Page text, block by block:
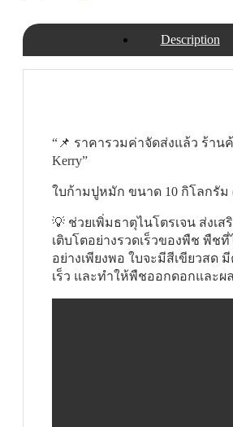
Description
“📌 ราคารวมค่าจัดส่งแล้ว ร้าน
Kerry”
ใบก้ามปูหมัก ขนาด 10 กิโลกรัม
💡 ช่วยเพิ่มธาตุไนโตรเจน ส่งเส
เติบโตอย่างรวดเร็วของพืช พืชที่
อย่างเพียงพอ ใบจะมีสีเขียวสด
เร็ว และทำให้พืชออกดอกและ